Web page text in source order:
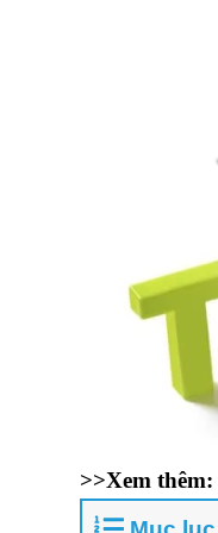
>>Xem thêm: